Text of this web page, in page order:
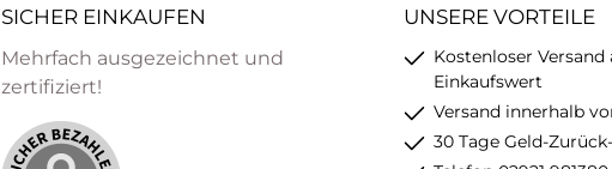
SICHER EINKAUFEN
Mehrfach ausgezeichnet und
zertifiziert!
UNSERE VORTEILE
Kostenloser Versand
Einkaufswert
Versand innerhalb
30 Tage Geld-